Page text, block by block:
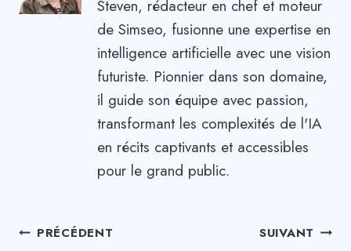
Steven, rédacteur en chef et moteur
de Simseo, fusionne une expertise en
intelligence artificielle avec une vision
futuriste. Pionnier dans son domaine,
il guide son équipe avec passion,
transformant les complexités de l'IA
en récits captivants et accessibles
pour le grand public.
Navigation
PRÉCÉDENT SUIVANT